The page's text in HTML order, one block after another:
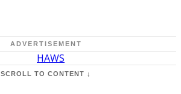
ADVERTISEMENT
SCROLL TO CONTENT ↓